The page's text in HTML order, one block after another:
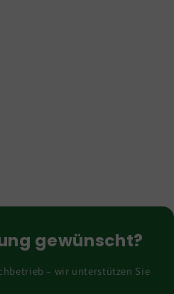
gewünscht?
– wir unterstützen Sie